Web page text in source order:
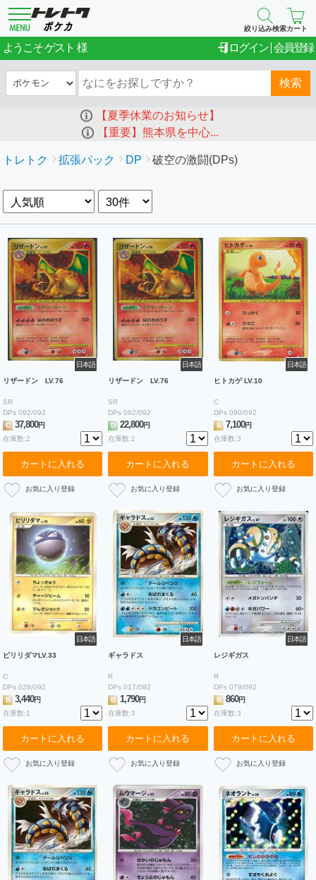
絞り込み検索カート
ようこそゲスト ログイン 会員登録
検索
【夏季休業のお知らせ】
【重要】熊本県を中心...
トレトク 拡張パック DP 破空の激闘(DPs)
日本語
リザードン LV.76
SR
DPs 092/092
C
37,800円
在庫数:2
カートに入れる
日本語
リザードン LV.76
SR
DPs 092/092
D
22,800円
在庫数:1
カートに入れる
日本語
ヒトカゲ LV.10
C
DPs 090/092
B 7,100円
在庫数:3
カートに入れる
日本語
ビリリダマLV.33
C
DPs 028/092
B
3,440円
在庫数:1
カートに入れる
日本語
ギャラドス
R
DPs 017/092
B
1,790円
在庫数:3
カートに入れる
日本語
レジギガス
R
DPs 079/092
B 860円
在庫数:3
カートに入れる